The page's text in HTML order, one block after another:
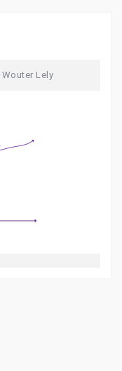
Wouter Lely